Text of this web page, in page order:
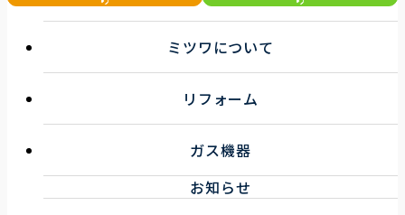
ミツワについて
事業紹介
企業情報
お知らせ一覧
リフォーム
浴室リフォーム
トイレ・洗面リフォーム
その他リフォーム
ガス機器
ガス機器サービス
お知らせ